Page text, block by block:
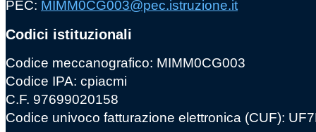
PEC: MIMM0CG003@pec.istruzione.it
Codici istituzionali
Codice meccanografico: MIMM0CG003
Codice IPA: cpiacmi
C.F. 97699020158
Codice univoco fatturazione elettronica (CUF):